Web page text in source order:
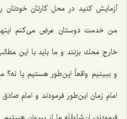
آزمایش كنید در محل كارتان خودتان
من خدمت دوستان عرض می‌كنم
خارج محك بزنند و ما باید با این
و ببینیم واقعاً این‌طور هستیم یا
امام زمان این‌طور فرمودند و امام